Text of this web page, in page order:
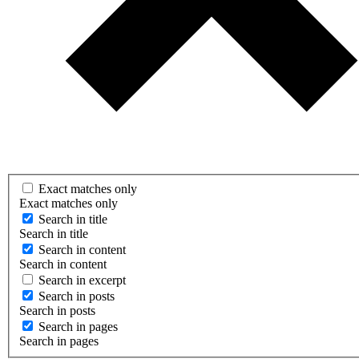
Exact matches only
Exact matches only
Search in title
Search in title
Search in content
Search in content
Search in excerpt
Search in posts
Search in posts
Search in pages
Search in pages